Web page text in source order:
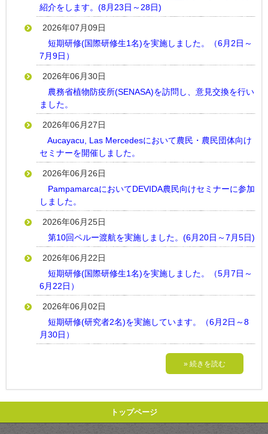
紹介をします。(8月23日～28日)
2026年07月09日
短期研修(国際研修生1名)を実施しました。（6月2日～
7月9日）
2026年06月30日
農務省植物防疫所(SENASA)を訪問し、意見交換を行い
ました。
2026年06月27日
Aucayacu, Las Mercedesにおいて農民・農民団体向け
セミナーを開催しました。
2026年06月26日
PampamarcaにおいてDEVIDA農民向けセミナーに参加
しました。
2026年06月25日
第10回ペルー渡航を実施しました。(6月20日～7月5日)
2026年06月22日
短期研修(国際研修生1名)を実施しました。（5月7日～
6月22日）
2026年06月02日
短期研修(研究者2名)を実施しています。（6月2日～8
月30日）
» 続きを読む
トップページ